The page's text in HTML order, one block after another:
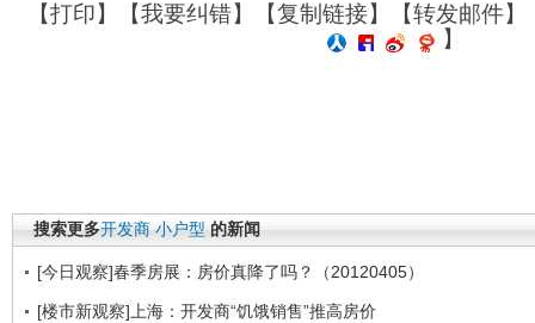
【打印】【我要纠错】【复制链接】【转发邮件】
】
搜索更多开发商 小户型 的新闻
[今日观察]春季房展：房价真降了吗？（20120405）
[楼市新观察]上海：开发商“饥饿销售”推高房价